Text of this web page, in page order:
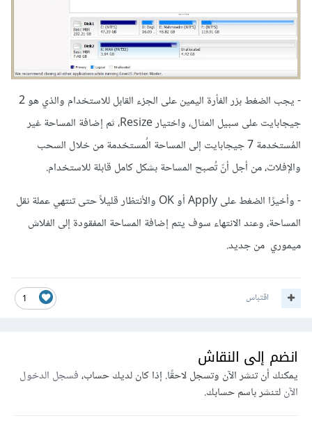
- يجب الضغط بزر الفأرة اليمين على الجزء القابل للاستخدام والذي هو 2
جيجابايت على سبيل المثال، واختيار Resize، ثم إضافة المساحة غير
المُستخدمة 7 جيجابايت إلى المساحة الُمستخدمة من خلال السحب
والإفلات، من أجل أنّ تُصبح المساحة بشكل كامل قابلة للاستخدام.
- وأخيرًا الضغط على Apply أو OK والأنتظار قليلاً حتى تنتهي عملة نقل
المساحة، وعند الانتهاء سوف يتم إضافة المساحة المفقودة إلى الفلاش
ميموري من جديد.
1 اقتباس
انضم إلى النقاش
يمكنك أن تنشر الآن وتسجل لاحقًا. إذا كان لديك حساب،فسجل الدخول
الآنلتنشر باسم حسابك.